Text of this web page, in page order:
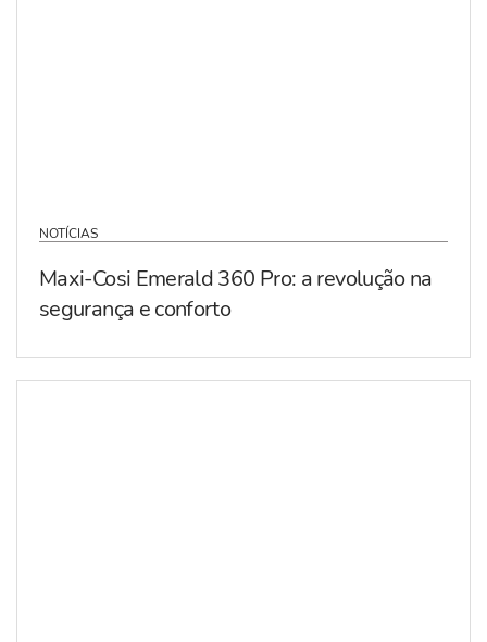
NOTÍCIAS
Maxi-Cosi Emerald 360 Pro: a revolução na
segurança e conforto